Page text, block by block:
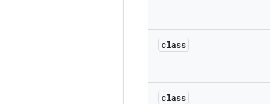
class
class